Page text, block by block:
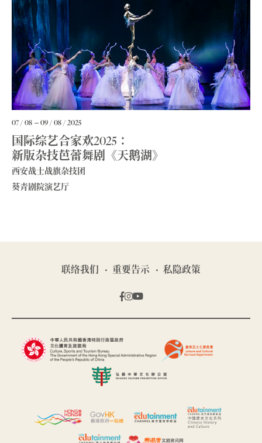
07 / 08 09 / 08 / 2025
国际综艺合家欢2025：
新版杂技芭蕾舞剧《天鹅湖》
西安战士战旗杂技团
葵青剧院演艺厅
联络我们 重要告示 私隐政策